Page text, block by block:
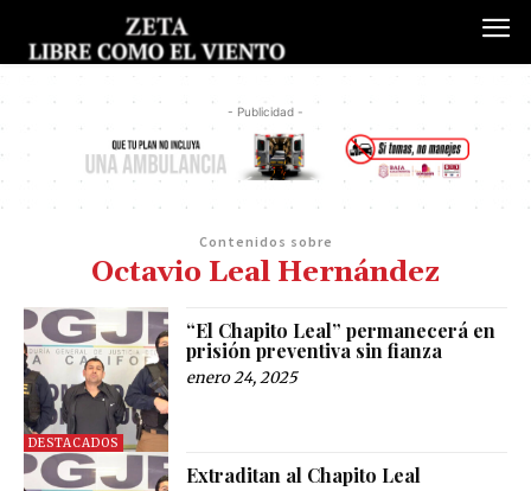
- Publicidad -
Contenidos sobre
Octavio Leal Hernández
DESTACADOS
“El Chapito Leal” permanecerá en
prisión preventiva sin fianza
enero 24, 2025
Extraditan al Chapito Leal